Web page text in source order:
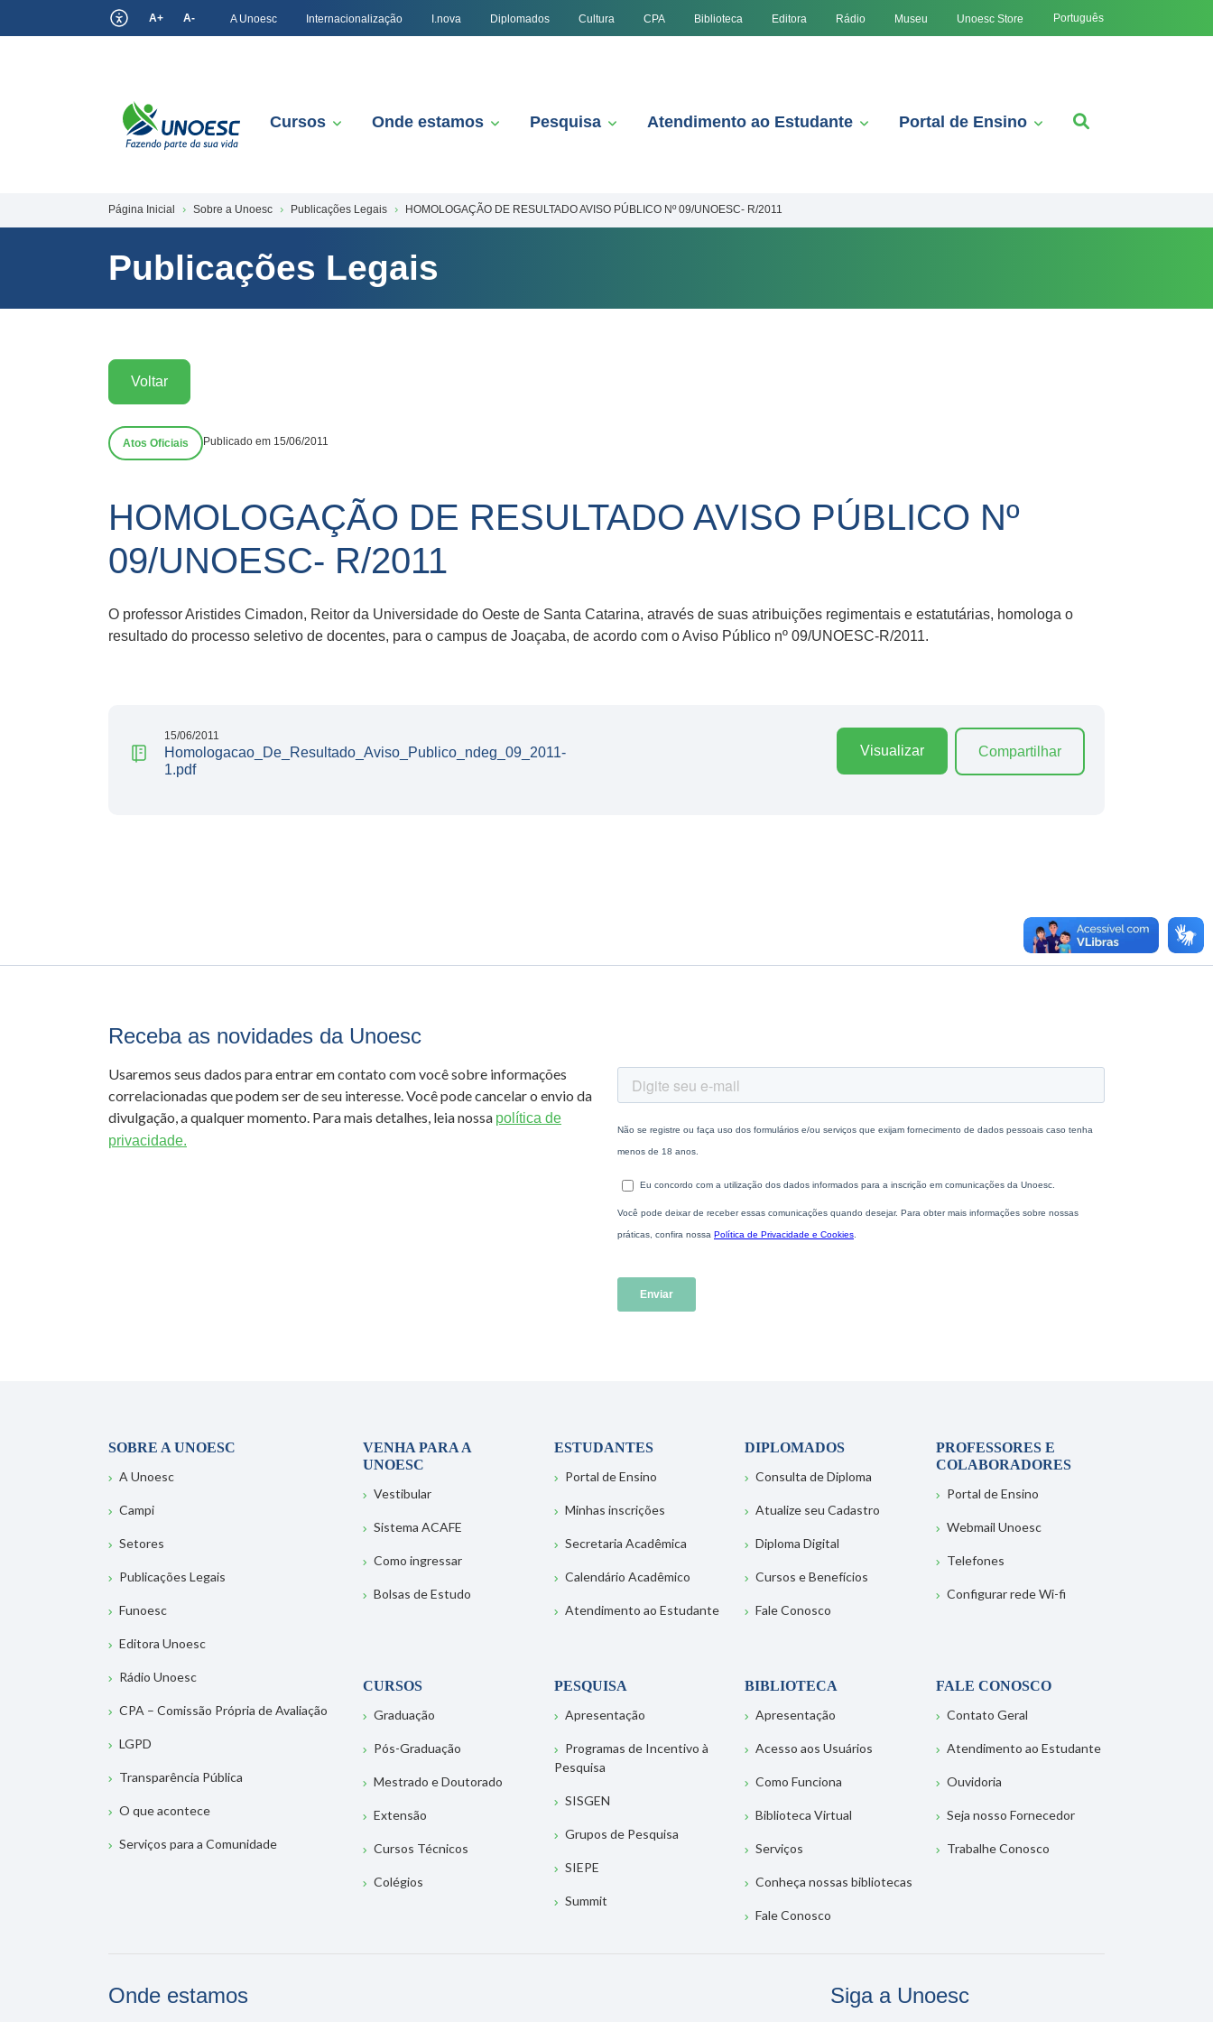
A+ A- A Unoesc Internacionalização I.nova Diplomados Cultura CPA Biblioteca Editora Rádio Museu Unoesc Store Português
Cursos Onde estamos Pesquisa Atendimento ao Estudante Portal de Ensino
Página Inicial Sobre a Unoesc Publicações Legais HOMOLOGAÇÃO DE RESULTADO AVISO PÚBLICO Nº 09/UNOESC- R/2011
Publicações Legais
Voltar
Atos Oficiais Publicado em 15/06/2011
HOMOLOGAÇÃO DE RESULTADO AVISO PÚBLICO Nº
09/UNOESC- R/2011
O professor Aristides Cimadon, Reitor da Universidade do Oeste de Santa Catarina, através de suas atribuições regimentais e estatutárias, homologa o
resultado do processo seletivo de docentes, para o campus de Joaçaba, de acordo com o Aviso Público nº 09/UNOESC-R/2011.
15/06/2011
Homologacao_De_Resultado_Aviso_Publico_ndeg_09_2011-
1.pdf
Visualizar Compartilhar
Receba as novidades da Unoesc
Usaremos seus dados para entrar em contato com você sobre informações
correlacionadas que podem ser de seu interesse. Você pode cancelar o envio da
divulgação, a qualquer momento. Para mais detalhes, leia nossa política de
privacidade.
SOBRE A UNOESC
A Unoesc
Campi
Setores
Publicações Legais
Funoesc
Editora Unoesc
Rádio Unoesc
CPA – Comissão Própria de Avaliação
LGPD
Transparência Pública
O que acontece
Serviços para a Comunidade
VENHA PARA A
UNOESC
Vestibular
Sistema ACAFE
Como ingressar
Bolsas de Estudo
ESTUDANTES
Portal de Ensino
Minhas inscrições
Secretaria Acadêmica
Calendário Acadêmico
Atendimento ao Estudante
DIPLOMADOS
Consulta de Diploma
Atualize seu Cadastro
Diploma Digital
Cursos e Benefícios
Fale Conosco
PROFESSORES E
COLABORADORES
Portal de Ensino
Webmail Unoesc
Telefones
Configurar rede Wi-fi
CURSOS
Graduação
Pós-Graduação
Mestrado e Doutorado
Extensão
Cursos Técnicos
Colégios
PESQUISA
Apresentação
Programas de Incentivo à
Pesquisa
SISGEN
Grupos de Pesquisa
SIEPE
Summit
BIBLIOTECA
Apresentação
Acesso aos Usuários
Como Funciona
Biblioteca Virtual
Serviços
Conheça nossas bibliotecas
Fale Conosco
FALE CONOSCO
Contato Geral
Atendimento ao Estudante
Ouvidoria
Seja nosso Fornecedor
Trabalhe Conosco
Onde estamos Siga a Unoesc